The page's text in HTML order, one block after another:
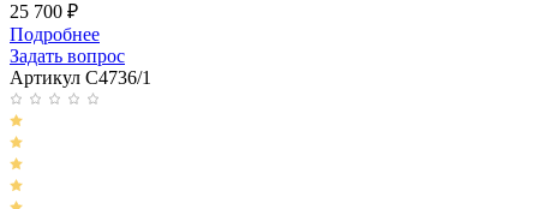
25 700 ₽
Подробнее
Задать вопрос
Артикул C4736/1